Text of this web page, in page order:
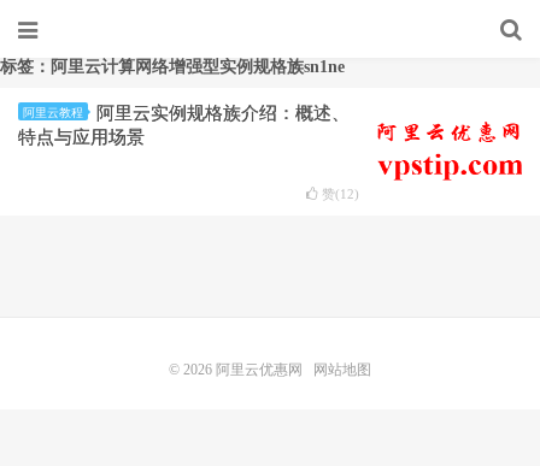
标签：阿里云计算网络增强型实例规格族sn1ne
阿里云教程
阿里云实例规格族介绍：概述、
特点与应用场景
赞(12)
© 2026 阿里云优惠网 网站地图